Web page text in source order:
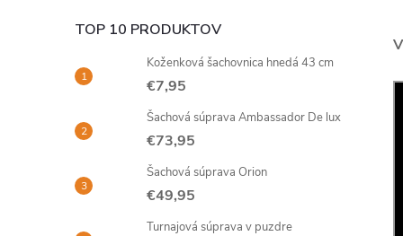
TOP 10 PRODUKTOV
Koženková šachovnica hnedá 43 cm
€7,95
Šachová súprava Ambassador De lux
€73,95
Šachová súprava Orion
€49,95
Turnajová súprava v puzdre